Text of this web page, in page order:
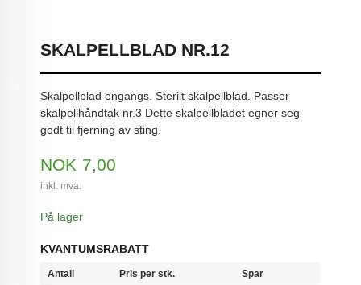
SKALPELLBLAD NR.12
Skalpellblad engangs. Sterilt skalpellblad. Passer
skalpellhåndtak nr.3 Dette skalpellbladet egner seg
godt til fjerning av sting.
Pris
NOK 7,00
inkl. mva.
På lager
KVANTUMSRABATT
Antall Pris per stk. Spar